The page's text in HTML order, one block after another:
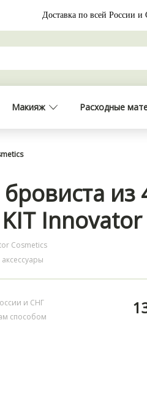
из
KIT
Cosmetics
и СНГ
способом
Доставка по всей России
Макияж Расходные